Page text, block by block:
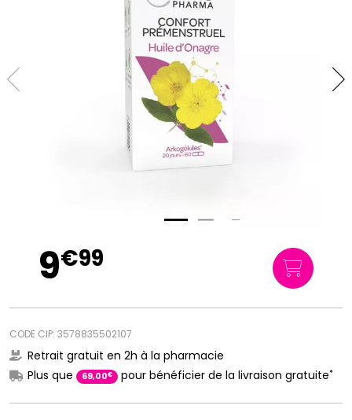
9€99
CODE CIP: 3578835502107
Retrait gratuit en 2h à la pharmacie
Plus que
69,00€ pour bénéficier de la livraison gratuite*